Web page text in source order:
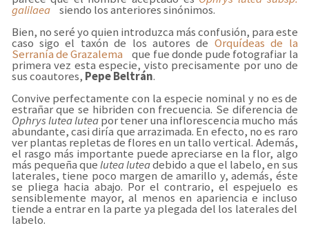
galilaea
siendo los anteriores sinónimos.
Bien, no seré yo quien introduzca más confusión, para este
caso sigo el taxón de los autores de Orquídeas de la
Serranía de Grazalema que fue donde pude fotografiar la
primera vez esta especie, visto precisamente por uno de
sus coautores, Pepe Beltrán.
Convive perfectamente con la especie nominal y no es de
estrañar que se hibriden con frecuencia. Se diferencia de
Ophrys lutea luteapor tener una inflorescencia mucho más
abundante, casi diría que arrazimada. En efecto, no es raro
ver plantas repletas de flores en un tallo vertical. Además,
el rasgo más importante puede apreciarse en la flor, algo
más pequeña quelutea luteadebido a que el labelo, en sus
laterales, tiene poco margen de amarillo y, además, éste
se pliega hacia abajo. Por el contrario, el espejuelo es
sensiblemente mayor, al menos en apariencia e incluso
tiende a entrar en la parte ya plegada del los laterales del
labelo.